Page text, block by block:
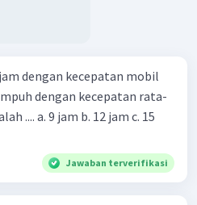
dengan kecepatan mobil
dengan kecepatan rata-
c. 15
Jawaban terverifikasi